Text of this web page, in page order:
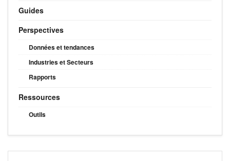
Guides
Perspectives
Données et tendances
Industries et Secteurs
Rapports
Ressources
Outils